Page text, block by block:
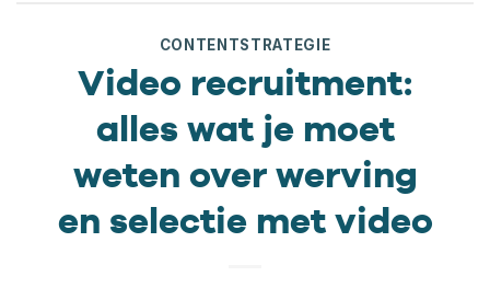
CONTENTSTRATEGIE
Video recruitment:
alles wat je moet
weten over werving
en selectie met video